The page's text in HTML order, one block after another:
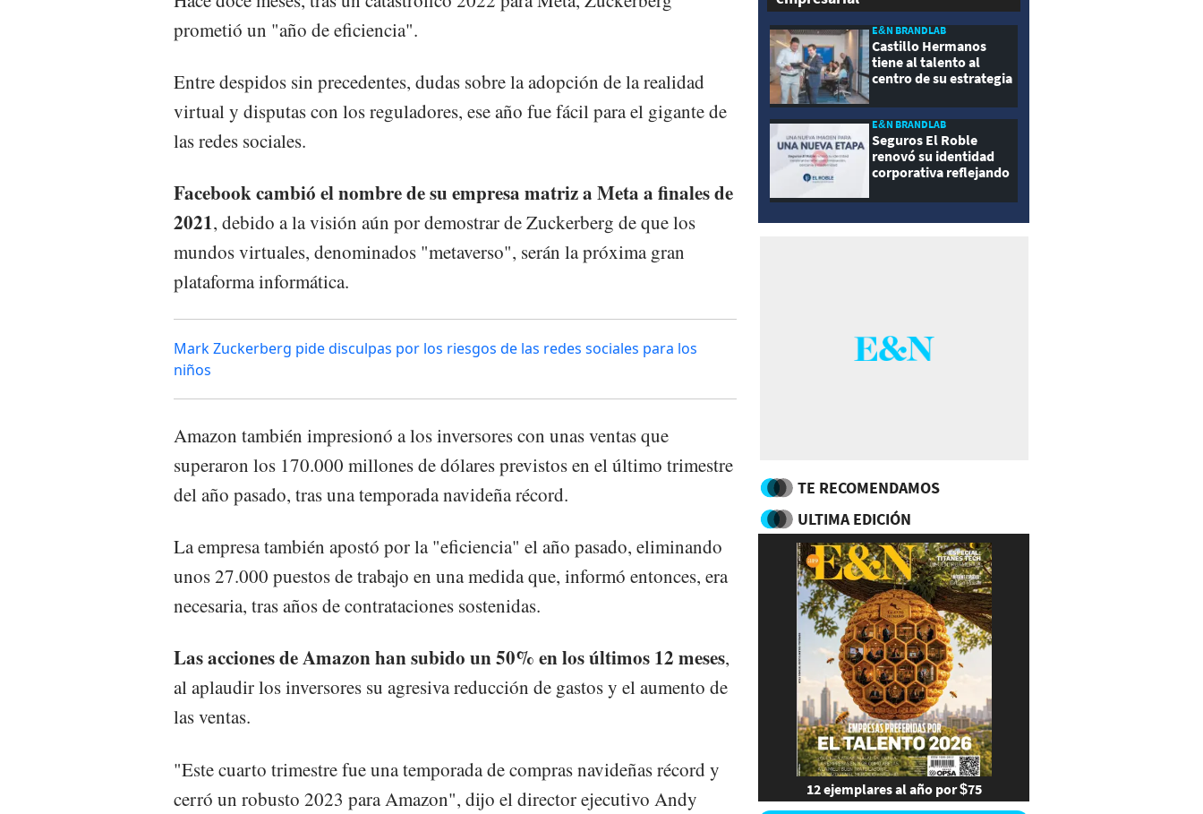
prometió un "año de eficiencia".
Entre despidos sin precedentes, dudas sobre la adopción de la realidad
virtual y disputas con los reguladores, ese año fue fácil para el gigante de
las redes sociales.
Facebook cambió el nombre de su empresa matriz a Meta a finales de
2021, debido a la visión aún por demostrar de Zuckerberg de que los
mundos virtuales, denominados "metaverso", serán la próxima gran
plataforma informática.
Mark Zuckerberg pide disculpas por los riesgos de las redes sociales para los
niños
Amazon también impresionó a los inversores con unas ventas que
superaron los 170.000 millones de dólares previstos en el último trimestre
del año pasado, tras una temporada navideña récord.
La empresa también apostó por la "eficiencia" el año pasado, eliminando
unos 27.000 puestos de trabajo en una medida que, informó entonces, era
necesaria, tras años de contrataciones sostenidas.
Las acciones de Amazon han subido un 50% en los últimos 12 meses,
al aplaudir los inversores su agresiva reducción de gastos y el aumento de
las ventas.
"Este cuarto trimestre fue una temporada de compras navideñas récord y
cerró un robusto 2023 para Amazon", dijo el director ejecutivo Andy
E&N BRANDLAB
Castillo Hermanos
tiene al talento al
centro de su estrategia
E&N BRANDLAB
Seguros El Roble
renovó su identidad
corporativa reflejando
modernidad
TE RECOMENDAMOS
ULTIMA EDICIÓN
12 ejemplares al año por $75